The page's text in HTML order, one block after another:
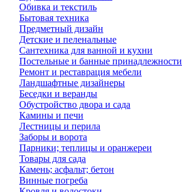
Обивка и текстиль
Бытовая техника
Предметный дизайн
Детские и пеленальные
Сантехника для ванной и кухни
Постельные и банные принадлежности
Ремонт и реставрация мебели
Ландшафтные дизайнеры
Беседки и веранды
Обустройство двора и сада
Камины и печи
Лестницы и перила
Заборы и ворота
Парники; теплицы и оранжереи
Товары для сада
Камень; асфальт; бетон
Винные погреба